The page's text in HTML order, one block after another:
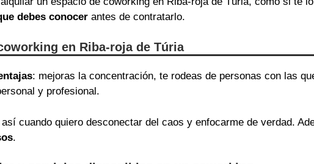
debes conocer antes de contratarlo.
en Riba-roja de Túria
: mejoras la concentración, te rodeas de personas con las
y profesional.
cuando quiero desconectar del caos y enfocarme de verdad.
.